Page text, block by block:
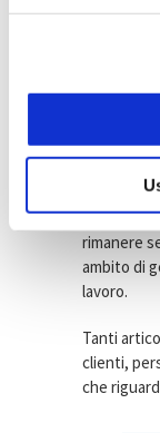
Il
rimanere
ambito di
lavoro.
Tanti
clienti,
che